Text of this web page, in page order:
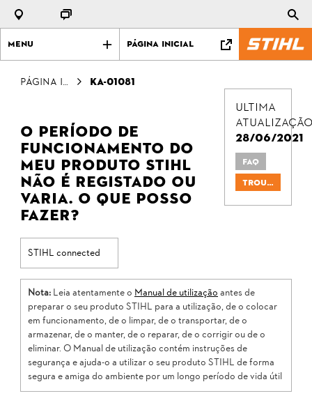
Menu Página Inicial
Página Inicial KA-01081
O período de
funcionamento do
meu produto STIHL
não é registado ou
varia. O que posso
fazer?
STIHL connected
Ultima
atualização
28/06/2021
FAQ
Troubleshooting
Nota: Leia atentamente o Manual de utilizaçãoantes de
preparar o seu produto STIHL para a utilização, de o colocar
em funcionamento, de o limpar, de o transportar, de o
armazenar, de o manter, de o reparar, de o corrigir ou de o
eliminar. O Manual de utilização contém instruções de
segurança e ajuda-o a utilizar o seu produto STIHL de forma
segura e amiga do ambiente por um longo período de vida útil